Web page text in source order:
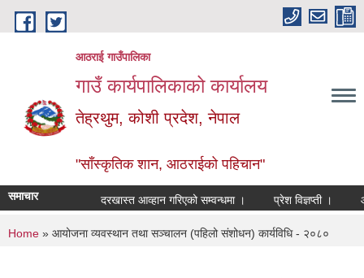
Skip to main content
आठराई गाउँपालिका
गाउँ कार्यपालिकाको कार्यालय
तेह्रथुम, कोशी प्रदेश, नेपाल
"साँस्कृतिक शान, आठराईको पहिचान"
समाचार दरखास्त आव्हान गरिएको सम्वन्धमा । प्रेश विज्ञप्ती ।
You are here
Home » आयोजना व्यवस्थान तथा सञ्चालन (पहिलो संशोधन) कार्यविधि - २०८०